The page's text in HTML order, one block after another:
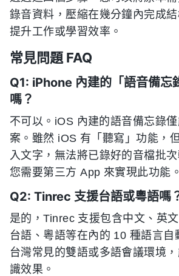
錄音資料，壓縮在幾分鐘內完成
提升工作或學習效率。
常見問題 FAQ
Q1: iPhone 內建的「語音備忘
嗎？
不可以。iOS 內建的語音備忘錄
案。雖然 iOS 有「聽寫」功能，
入文字，無法將已錄好的音檔批
您需要第三方 App 來實現此功能。
Q2: Tinrec 支援台語或粵語嗎
是的，Tinrec 支援包含中文、英
台語、粵語等在內的 10 種語言自
台灣常見的雙語或多語會議環境
識效果。